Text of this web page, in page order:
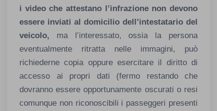
i video che attestano l’infrazione non devono
essere inviati al domicilio dell’intestatario del
veicolo, ma l’interessato, ossia la persona
eventualmente ritratta nelle immagini, può
richiederne copia oppure esercitare il diritto di
accesso ai propri dati (fermo restando che
dovranno essere opportunamente oscurati o resi
comunque non riconoscibili i passeggeri presenti